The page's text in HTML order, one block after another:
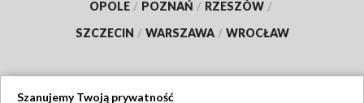
OPOLE / POZNAŃ / RZESZÓW /
SZCZECIN / WARSZAWA / WROCŁAW
Szanujemy Twoją prywatność